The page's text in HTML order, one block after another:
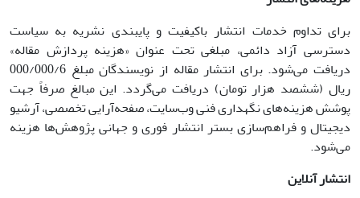
برای تداوم خدمات انتشار باکیفیت و پایبندی نشریه به سیاست
دسترسی آزاد دائمی، مبلغی تحت عنوان «هزینه پردازش مقاله»
دریافت می‌شود. برای انتشار مقاله از نویسندگان مبلغ 000/000/6
ریال (ششصد هزار تومان) دریافت می‌گردد. این مبالغ صرفاً جهت
پوشش هزینه‌های نگهداری فنی وب‌سایت، صفحه‌آرایی تخصصی، آرشیو
دیجیتال و فراهم‌سازی بستر انتشار فوری و جهانی پژوهش‌ها هزینه
می‌شود.
انتشار آنلاین